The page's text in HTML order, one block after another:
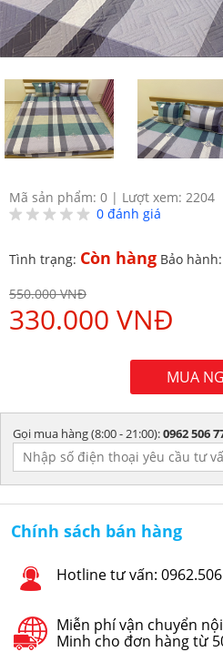
Mã sản phẩm: 0 | Lượt xem: 2204
0 đánh giá
Tình trạng: Còn hàng Bảo hành:
550.000 VNĐ
330.000 VNĐ
MUA
Gọi mua hàng (8:00 - 21:00):0962 506
Chính sách bán hàng
Hotline tư vấn:
Miễn phí vận chuyển
Minh cho đơn hàng từ